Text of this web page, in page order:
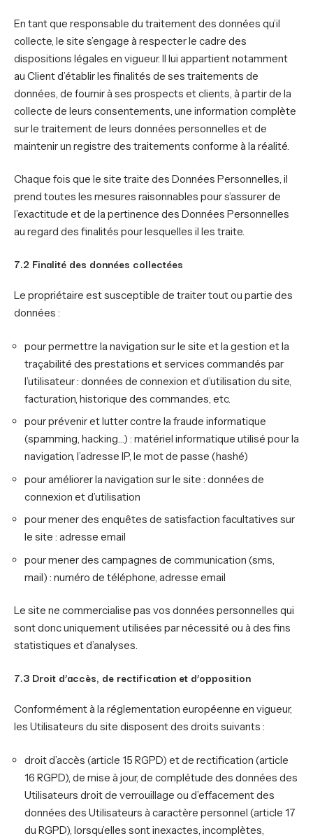
En tant que responsable du traitement des données qu’il
collecte, le site s’engage à respecter le cadre des
dispositions légales en vigueur. Il lui appartient notamment
au Client d’établir les finalités de ses traitements de
données, de fournir à ses prospects et clients, à partir de la
collecte de leurs consentements, une information complète
sur le traitement de leurs données personnelles et de
maintenir un registre des traitements conforme à la réalité.
Chaque fois que le site traite des Données Personnelles, il
prend toutes les mesures raisonnables pour s’assurer de
l’exactitude et de la pertinence des Données Personnelles
au regard des finalités pour lesquelles il les traite.
7.2 Finalité des données collectées
Le propriétaire est susceptible de traiter tout ou partie des
données :
pour permettre la navigation sur le site et la gestion et la
traçabilité des prestations et services commandés par
l’utilisateur : données de connexion et d’utilisation du site,
facturation, historique des commandes, etc.
pour prévenir et lutter contre la fraude informatique
(spamming, hacking…) : matériel informatique utilisé pour la
navigation, l’adresse IP, le mot de passe (hashé)
pour améliorer la navigation sur le site : données de
connexion et d’utilisation
pour mener des enquêtes de satisfaction facultatives sur
le site : adresse email
pour mener des campagnes de communication (sms,
mail) : numéro de téléphone, adresse email
Le site ne commercialise pas vos données personnelles qui
sont donc uniquement utilisées par nécessité ou à des fins
statistiques et d’analyses.
7.3 Droit d’accès, de rectification et d’opposition
Conformément à la réglementation européenne en vigueur,
les Utilisateurs du site disposent des droits suivants :
droit d’accès (article 15 RGPD) et de rectification (article
16 RGPD), de mise à jour, de complétude des données des
Utilisateurs droit de verrouillage ou d’effacement des
données des Utilisateurs à caractère personnel (article 17
du RGPD), lorsqu’elles sont inexactes, incomplètes,